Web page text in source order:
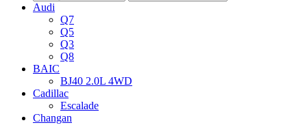
Audi
Q7
Q5
Q3
Q8
BAIC
BJ40 2.0L 4WD
Cadillac
Escalade
Changan